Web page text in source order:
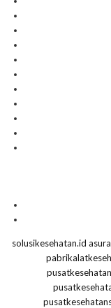
solusikesehatan.id